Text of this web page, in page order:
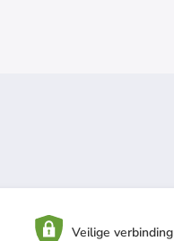
Veilige verbinding